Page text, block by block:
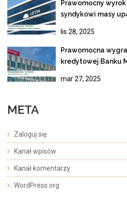
Prawomocny
syndykowi masy
lis 28, 2025
Prawomocna
kredytowej Banku
mar 27, 2025
META
Zaloguj się
Kanał wpisów
Kanał komentarzy
WordPress.org